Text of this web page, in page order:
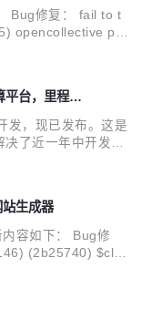
ClassCastExceptio
IllegalArgumentExc
Bug修复： fail to t
opencollective po
service-worker 1.
台，里程碑
发，现已发布。这是
了近一年中开发者
Ignite 实验性 AP
缓存执行备份节点
(2.7.0版本新增)；
支持 (直接支持SQ
生成器
容如下： Bug修
(2b25740) $cli: i
creating app (#1